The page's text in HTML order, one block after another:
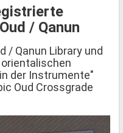
/ Qanun
/ Qanun Library und
der Instrumente"
Oud Crossgrade